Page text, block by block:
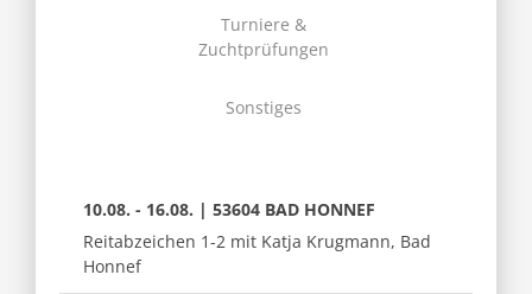
Turniere &
Zuchtprüfungen
Sonstiges
10.08. - 16.08. | 53604 BAD HONNEF
Reitabzeichen 1-2 mit Katja Krugmann, Bad
Honnef